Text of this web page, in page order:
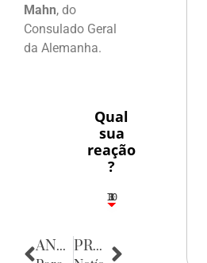
Mahn, do
Consulado Geral
da Alemanha.
Qual
sua
reação
?
3
1
1
3
10
ANTERIOR PRÓXIMA